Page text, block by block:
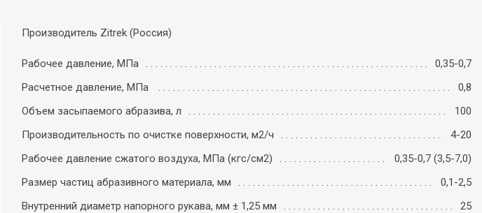
Производитель Zitrek (Россия)
Рабочее давление, МПа
0,35-0,7
Расчетное давление, МПа
0,8
Объем засыпаемого абразива, л
100
Производительность по очистке поверхности, м2/ч
4-20
Рабочее давление сжатого воздуха, МПа (кгс/см2)
0,35-0,7 (3,5-7,0)
Размер частиц абразивного материала, мм
0,1-2,5
Внутренний диаметр напорного рукава, мм ± 1,25 мм
25